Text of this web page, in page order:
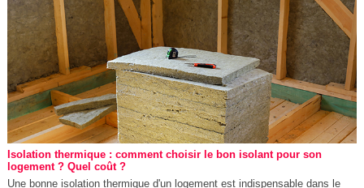
Isolation thermique : comment choisir le bon isolant pour son
logement ? Quel coût ?
Une bonne isolation thermique d'un logement est indispensable dans le